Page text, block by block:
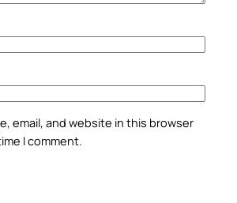
email, and website in this browser
I comment.